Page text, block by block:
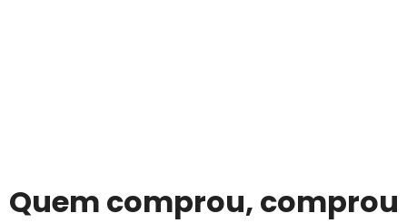
Quem comprou, comprou